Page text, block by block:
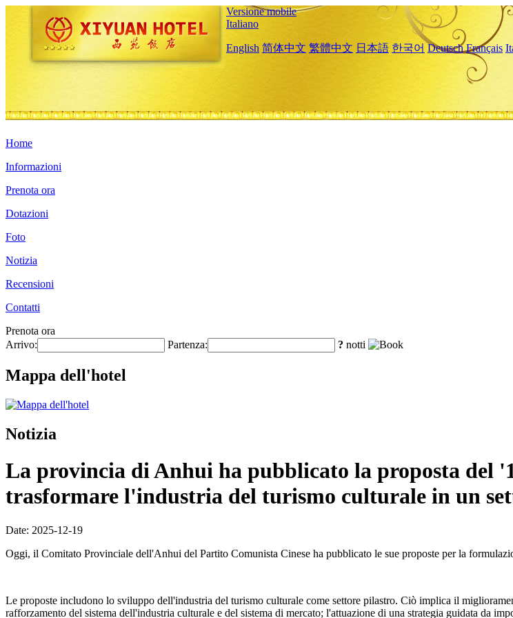
Versione mobile
Italiano
English 简体中文 繁體中文 日本語 한국어 Deutsch Français
Home
Informazioni
Prenota ora
Dotazioni
Foto
Notizia
Recensioni
Contatti
Prenota ora
Arrivo:
Partenza: ? notti
Mappa dell'hotel
Notizia
La provincia di Anhui ha pubblicato la proposta del
trasformare l'industria del turismo culturale in un
Date: 2025-12-19
Oggi, il Comitato Provinciale dell'Anhui del Partito Comunista Cinese ha pubblicato le sue proposte per la
Le proposte includono lo sviluppo dell'industria del turismo culturale come settore pilastro. Ciò implica il
rafforzamento del sistema dell'industria culturale e del sistema di mercato; l'attuazione di una strategia guidata da